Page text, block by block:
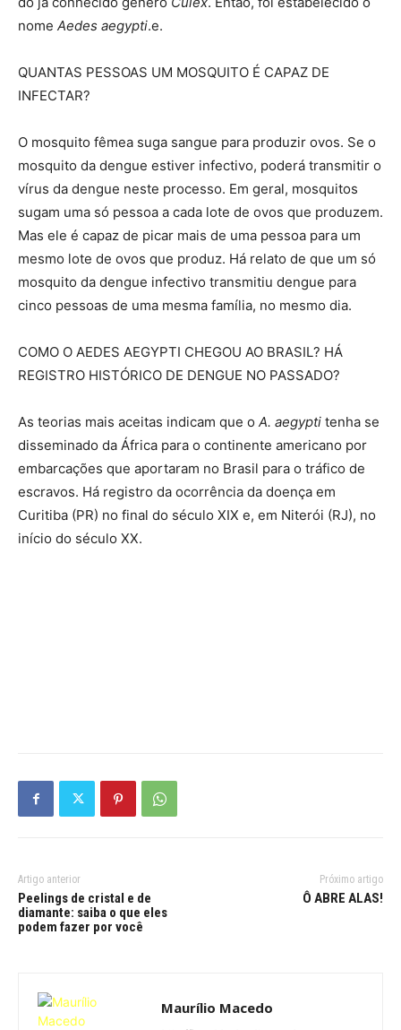
nome Aedes aegypti.e.
QUANTAS PESSOAS UM MOSQUITO É CAPAZ DE
INFECTAR?
O mosquito fêmea suga sangue para produzir ovos. Se o
mosquito da dengue estiver infectivo, poderá transmitir o
vírus da dengue neste processo. Em geral, mosquitos
sugam uma só pessoa a cada lote de ovos que produzem.
Mas ele é capaz de picar mais de uma pessoa para um
mesmo lote de ovos que produz. Há relato de que um só
mosquito da dengue infectivo transmitiu dengue para
cinco pessoas de uma mesma família, no mesmo dia.
COMO O AEDES AEGYPTI CHEGOU AO BRASIL? HÁ
REGISTRO HISTÓRICO DE DENGUE NO PASSADO?
As teorias mais aceitas indicam que o A. aegypti tenha se
disseminado da África para o continente americano por
embarcações que aportaram no Brasil para o tráfico de
escravos. Há registro da ocorrência da doença em
Curitiba (PR) no final do século XIX e, em Niterói (RJ), no
início do século XX.
Artigo anterior
Peelings de cristal e de
diamante: saiba o que eles
podem fazer por você
Próximo artigo
Ô ABRE ALAS!
Maurílio Macedo